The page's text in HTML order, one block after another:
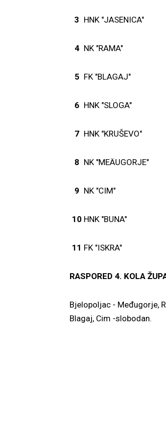
3 HNK "JASENICA"
4 NK "RAMA"
5 FK "BLAGAJ"
6 HNK "SLOGA"
7 HNK "KRUŠEVO"
8 NK "MEÄUGORJE"
9 NK "CIM"
10 HNK "BUNA"
11 FK "ISKRA"
RASPORED 4. KOLA
Bjelopoljac - Međugorje,